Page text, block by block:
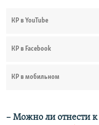
КР в YouTube
КР в Facebook
КР в мобильном
– Можно ли отнести